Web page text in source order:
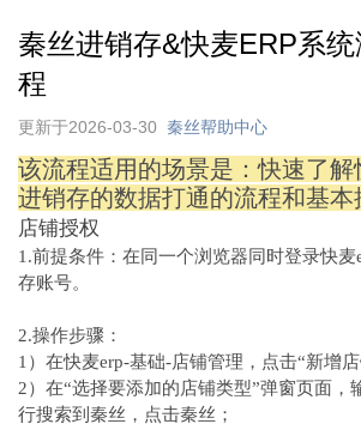
秦丝进销存&快麦ERP系
程
更新于2026-03-30 秦丝帮助中心
该流程适用的场景是：快速了解
进销存的数据打通的流程和基本
店铺授权
1.前提条件：在同一个浏览器同时登录快麦
存账号。
2.操作步骤：
1）在快麦erp-基础-店铺管理，点击“新增店
2）在“选择要添加的店铺类型”弹窗页面，
行搜索到秦丝，点击秦丝；